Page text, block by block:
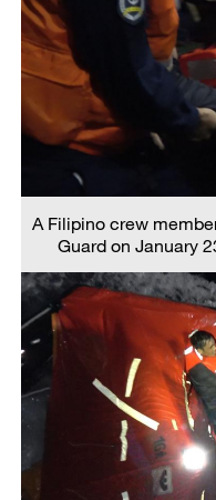
A Filipino crew
Guard on January